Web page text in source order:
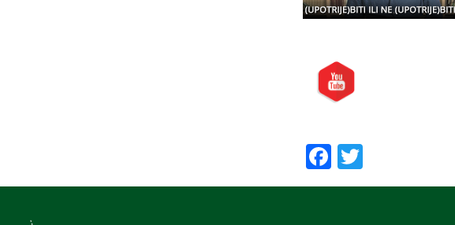
Facebook